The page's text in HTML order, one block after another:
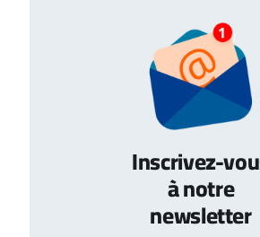
Inscrivez-
à notre
newsletter